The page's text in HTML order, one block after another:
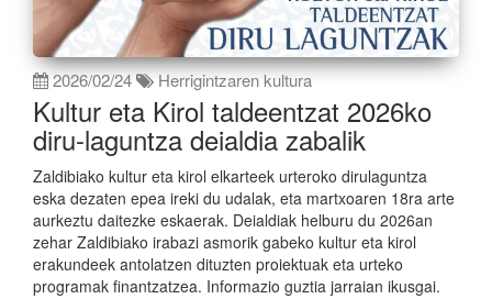
2026/02/24 Herrigintzaren kultura
Kultur eta Kirol taldeentzat 2026ko
diru-laguntza deialdia zabalik
Zaldibiako kultur eta kirol elkarteek urteroko dirulaguntza
eska dezaten epea ireki du udalak, eta martxoaren 18ra arte
aurkeztu daitezke eskaerak. Deialdiak helburu du 2026an
zehar Zaldibiako irabazi asmorik gabeko kultur eta kirol
erakundeek antolatzen dituzten proiektuak eta urteko
programak finantzatzea. Informazio guztia jarraian ikusgai.